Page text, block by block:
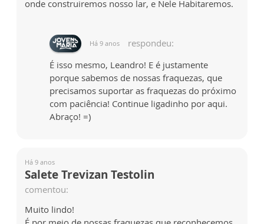
onde construiremos nosso lar, e Nele Habitaremos.
Há 9 anos
respondeu:
É isso mesmo, Leandro! E é justamente
porque sabemos de nossas fraquezas, que
precisamos suportar as fraquezas do próximo
com paciência! Continue ligadinho por aqui.
Abraço! =)
Há 9 anos
Salete Trevizan Testolin
comentou:
Muito lindo!